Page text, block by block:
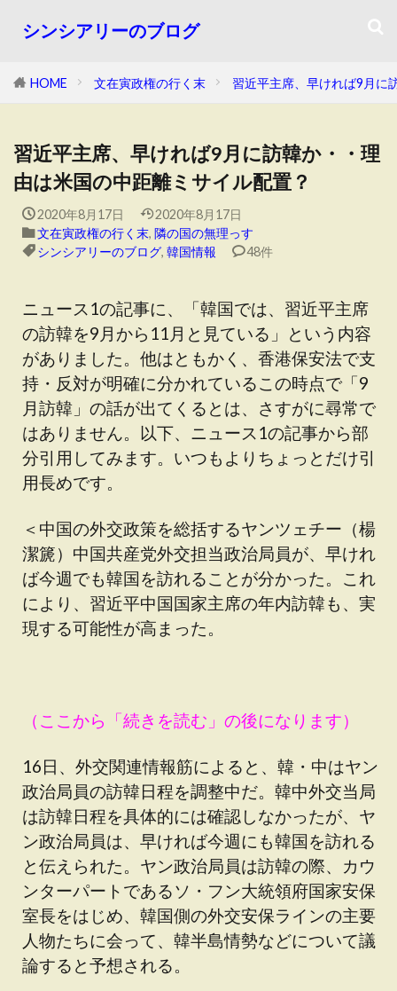
シンシアリーのブログ
HOME 文在寅政権の行く末 習近平主席、早ければ9月に
習近平主席、早ければ9月に訪韓か・・理
由は米国の中距離ミサイル配置？
2020年8月17日
2020年8月17日
文在寅政権の行く末, 隣の国の無理っす
シンシアリーのブログ, 韓国情報 48件
ニュース1の記事に、「韓国では、習近平主席
の訪韓を9月から11月と見ている」という内容
がありました。他はともかく、香港保安法で支
持・反対が明確に分かれているこの時点で「9
月訪韓」の話が出てくるとは、さすがに尋常で
はありません。以下、ニュース1の記事から部
分引用してみます。いつもよりちょっとだけ引
用長めです。
＜中国の外交政策を総括するヤンツェチー（楊
潔篪）中国共産党外交担当政治局員が、早けれ
ば今週でも韓国を訪れることが分かった。これ
により、習近平中国国家主席の年内訪韓も、実
現する可能性が高まった。
（ここから「続きを読む」の後になります）
16日、外交関連情報筋によると、韓・中はヤン
政治局員の訪韓日程を調整中だ。韓中外交当局
は訪韓日程を具体的には確認しなかったが、ヤ
ン政治局員は、早ければ今週にも韓国を訪れる
と伝えられた。ヤン政治局員は訪韓の際、カウ
ンターパートであるソ・フン大統領府国家安保
室長をはじめ、韓国側の外交安保ラインの主要
人物たちに会って、韓半島情勢などについて議
論すると予想される。